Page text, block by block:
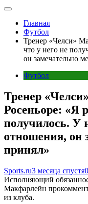
Главная
Футбол
Тренер «Челси»
что у него не
он замечательно
Футбол
Тренер
Росеньоре: «Я
получилось. У
отношения, он
принял»
Sports.ru3 месяца спустя0
Исполняющий
Макфарлейн
из клуба.